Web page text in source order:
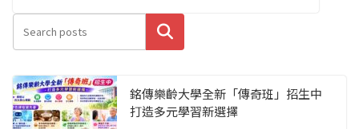
搜尋
銘傳樂齡大學全新「傳奇班」招生中
打造多元學習新選擇